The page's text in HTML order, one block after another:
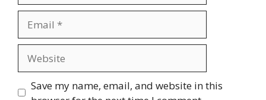
Save my name, email, and website in this